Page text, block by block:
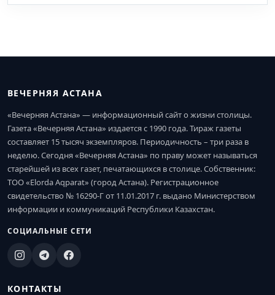
ВЕЧЕРНЯЯ АСТАНА
«Вечерняя Астана» — информационный сайт о жизни столицы.
Газета «Вечерняя Астана» издается с 1990 года. Тираж газеты
составляет 15 тысяч экземпляров. Периодичность – три раза в
неделю. Сегодня «Вечерняя Астана» по праву может называться
старейшей из всех газет, печатающихся в столице. Собственник:
ТОО «Elorda Aqparat» (город Астана). Регистрационное
свидетельство № 16290-Г от 11.01.2017 г. выдано Министерством
информации и коммуникаций Республики Казахстан.
СОЦИАЛЬНЫЕ СЕТИ
КОНТАКТЫ